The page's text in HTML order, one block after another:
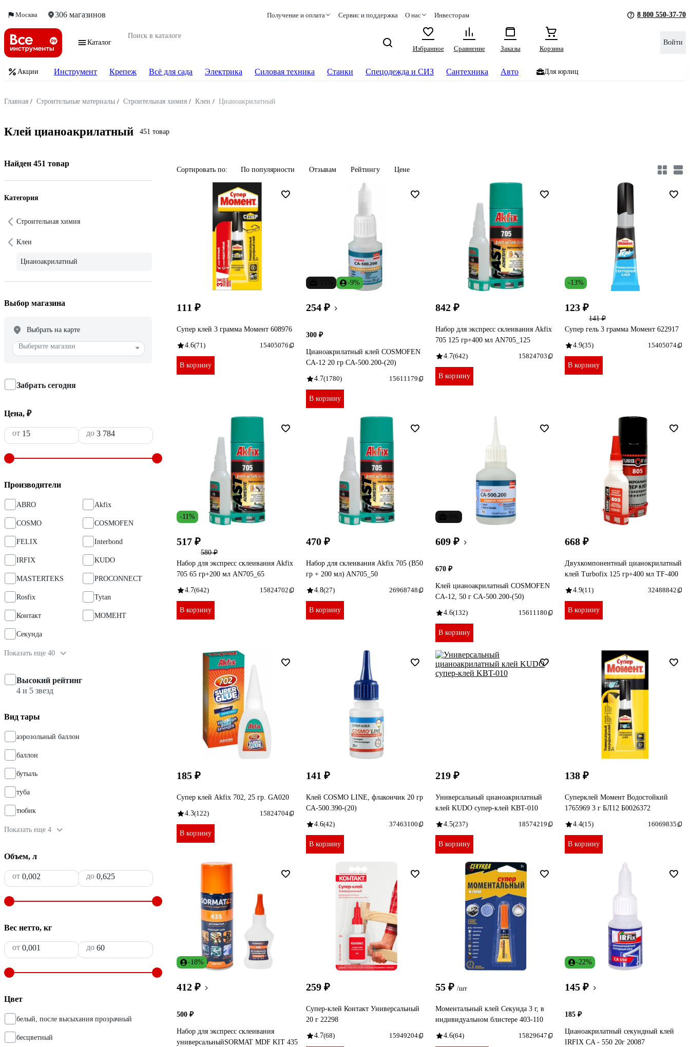
Москва 306 магазинов Получение и оплата Сервис и поддержка О нас Инвесторам 8 800 550-37-70
Каталог
Избранное
Сравнение Заказы Корзина
Войти
Акции Инструмент Крепеж Всё для сада Электрика Силовая техника Станки Спецодежда и СИЗ Сантехника Авто Для юрлиц
Главная / Строительные материалы / Строительная химия / Клеи / Цианоакрилатный
Клей цианоакрилатный 451 товар
Найден 451 товар
Категория
Строительная химия
Клеи
Цианоакрилатный
Выбор магазина
Выбрать на карте
Выберите магазин
Забрать сегодня
Цена, ₽
от до
Производители
ABRO Akfix
COSMO COSMOFEN
FELIX Interbond
IRFIX KUDO
MASTERTEKS PROCONNECT
Rosfix Tytan
Контакт МОМЕНТ
Секунда
Показать еще 40
Высокий рейтинг
4 и 5 звезд
Вид тары
аэрозольный баллон
баллон
бутыль
туба
тюбик
Показать еще 4
Объем, л
от до
Вес нетто, кг
от до
Цвет
белый, после высыхания прозрачный
бесцветный
Сортировать по: По популярности Отзывам Рейтингу Цене
111 ₽
Супер клей 3 грамма Момент 608976
4.6(71) 15405076
В корзину
-9%
254 ₽
300 ₽
Цианоакрилатный клей COSMOFEN
CA-12 20 гр CA-500.200-(20)
4.7(1780) 15611179
В корзину
842 ₽
Набор для экспресс склеивания Akfix
705 125 гр+400 мл AN705_125
4.7(642) 15824703
В корзину
-13%
123 ₽
141 ₽
Супер гель 3 грамма Момент 622917
4.9(35) 15405074
В корзину
-11%
517 ₽
580 ₽
Набор для экспресс склеивания Akfix
705 65 гр+200 мл AN705_65
4.7(642) 15824702
В корзину
470 ₽
Набор для склеивания Akfix 705 (В50
гр + 200 мл) AN705_50
4.8(27) 26968748
В корзину
609 ₽
670 ₽
Клей цианоакрилатный COSMOFEN
CA-12, 50 г CA-500.200-(50)
4.6(132) 15611180
В корзину
668 ₽
Двухкомпонентный цианокрилатный
клей Turbofix 125 гр+400 мл TF-400
4.9(11) 32488842
В корзину
185 ₽
Супер клей Akfix 702, 25 гр. GA020
4.3(122) 15824704
В корзину
141 ₽
Клей COSMO LINE, флакончик 20 гр
CA-500.390-(20)
4.6(42) 37463100
В корзину
219 ₽
Универсальный цианоакрилатный
клей KUDO супер-клей KBT-010
4.5(237) 18574219
В корзину
138 ₽
Суперклей Момент Водостойкий
1765969 3 г БЛ12 Б0026372
4.4(15) 16069835
В корзину
-18%
412 ₽
500 ₽
Набор для экспресс склеивания
универсальныйSORMAT MDF KIT 435
259 ₽
Супер-клей Контакт Универсальный
20 г 22298
4.7(68) 15949204
55 ₽ /шт
Моментальный клей Секунда 3 г, в
индивидуальном блистере 403-110
4.6(64) 15829647
-22%
145 ₽
185 ₽
Цианоакрилатный секундный клей
IRFIX CA - 550 20г 20087